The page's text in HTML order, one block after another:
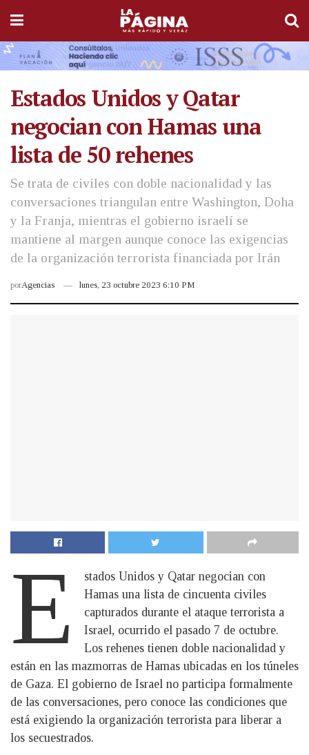
Estados Unidos y Qatar
negocian con Hamas una
lista de 50 rehenes
Se trata de civiles con doble nacionalidad y las
conversaciones triangulan entre Washington, Doha
y la Franja, mientras el gobierno israelí se
mantiene al margen aunque conoce las exigencias
de la organización terrorista financiada por Irán
porAgencias lunes, 23 octubre 2023 6:10 PM
E
stados Unidos y Qatar negocian con
Hamas una lista de cincuenta civiles
capturados durante el ataque terrorista a
Israel, ocurrido el pasado 7 de octubre.
Los rehenes tienen doble nacionalidad y
están en las mazmorras de Hamas ubicadas en los túneles
de Gaza. El gobierno de Israel no participa formalmente
de las conversaciones, pero conoce las condiciones que
está exigiendo la organización terrorista para liberar a
los secuestrados.